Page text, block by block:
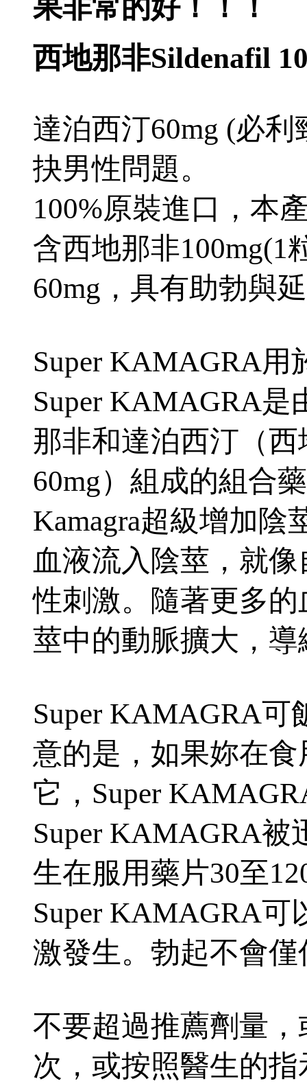
果非常的好！！！
西地那非Sildenafil
達泊西汀60mg (必
抉男性問題。
100%原裝進口，本
含西地那非100mg(1
60mg，具有助勃與
Super KAMAGRA
Super KAMAGRA
那非和達泊西汀（
60mg）組成的組合
Kamagra超級增加
血液流入陰莖，就
性刺激。隨著更多
莖中的動脈擴大，導
Super KAMAGRA
意的是，如果妳在
它，Super
Super KAMAGRA
生在服用藥片30至
Super KAMAGRA
激發生。勃起不會
不要超過推薦劑量
次，或按照醫生的指